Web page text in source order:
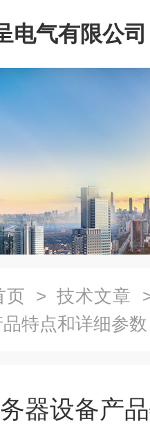
电气有限公司
页 > 技术文章
特点和详细参数
器设备产